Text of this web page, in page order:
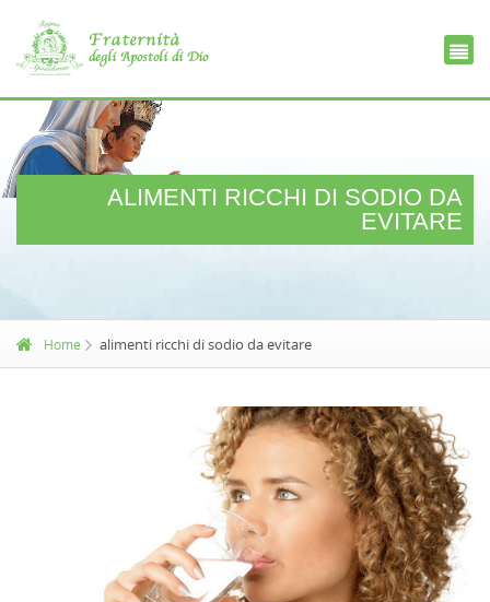
ALIMENTI RICCHI DI SODIO DA
EVITARE
Home alimenti ricchi di sodio da evitare